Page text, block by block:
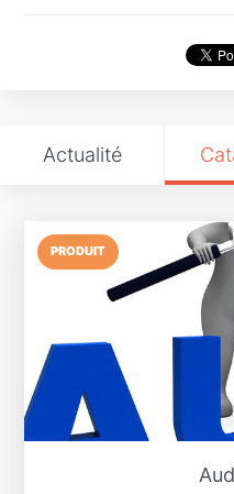
Actualité
PRODUIT